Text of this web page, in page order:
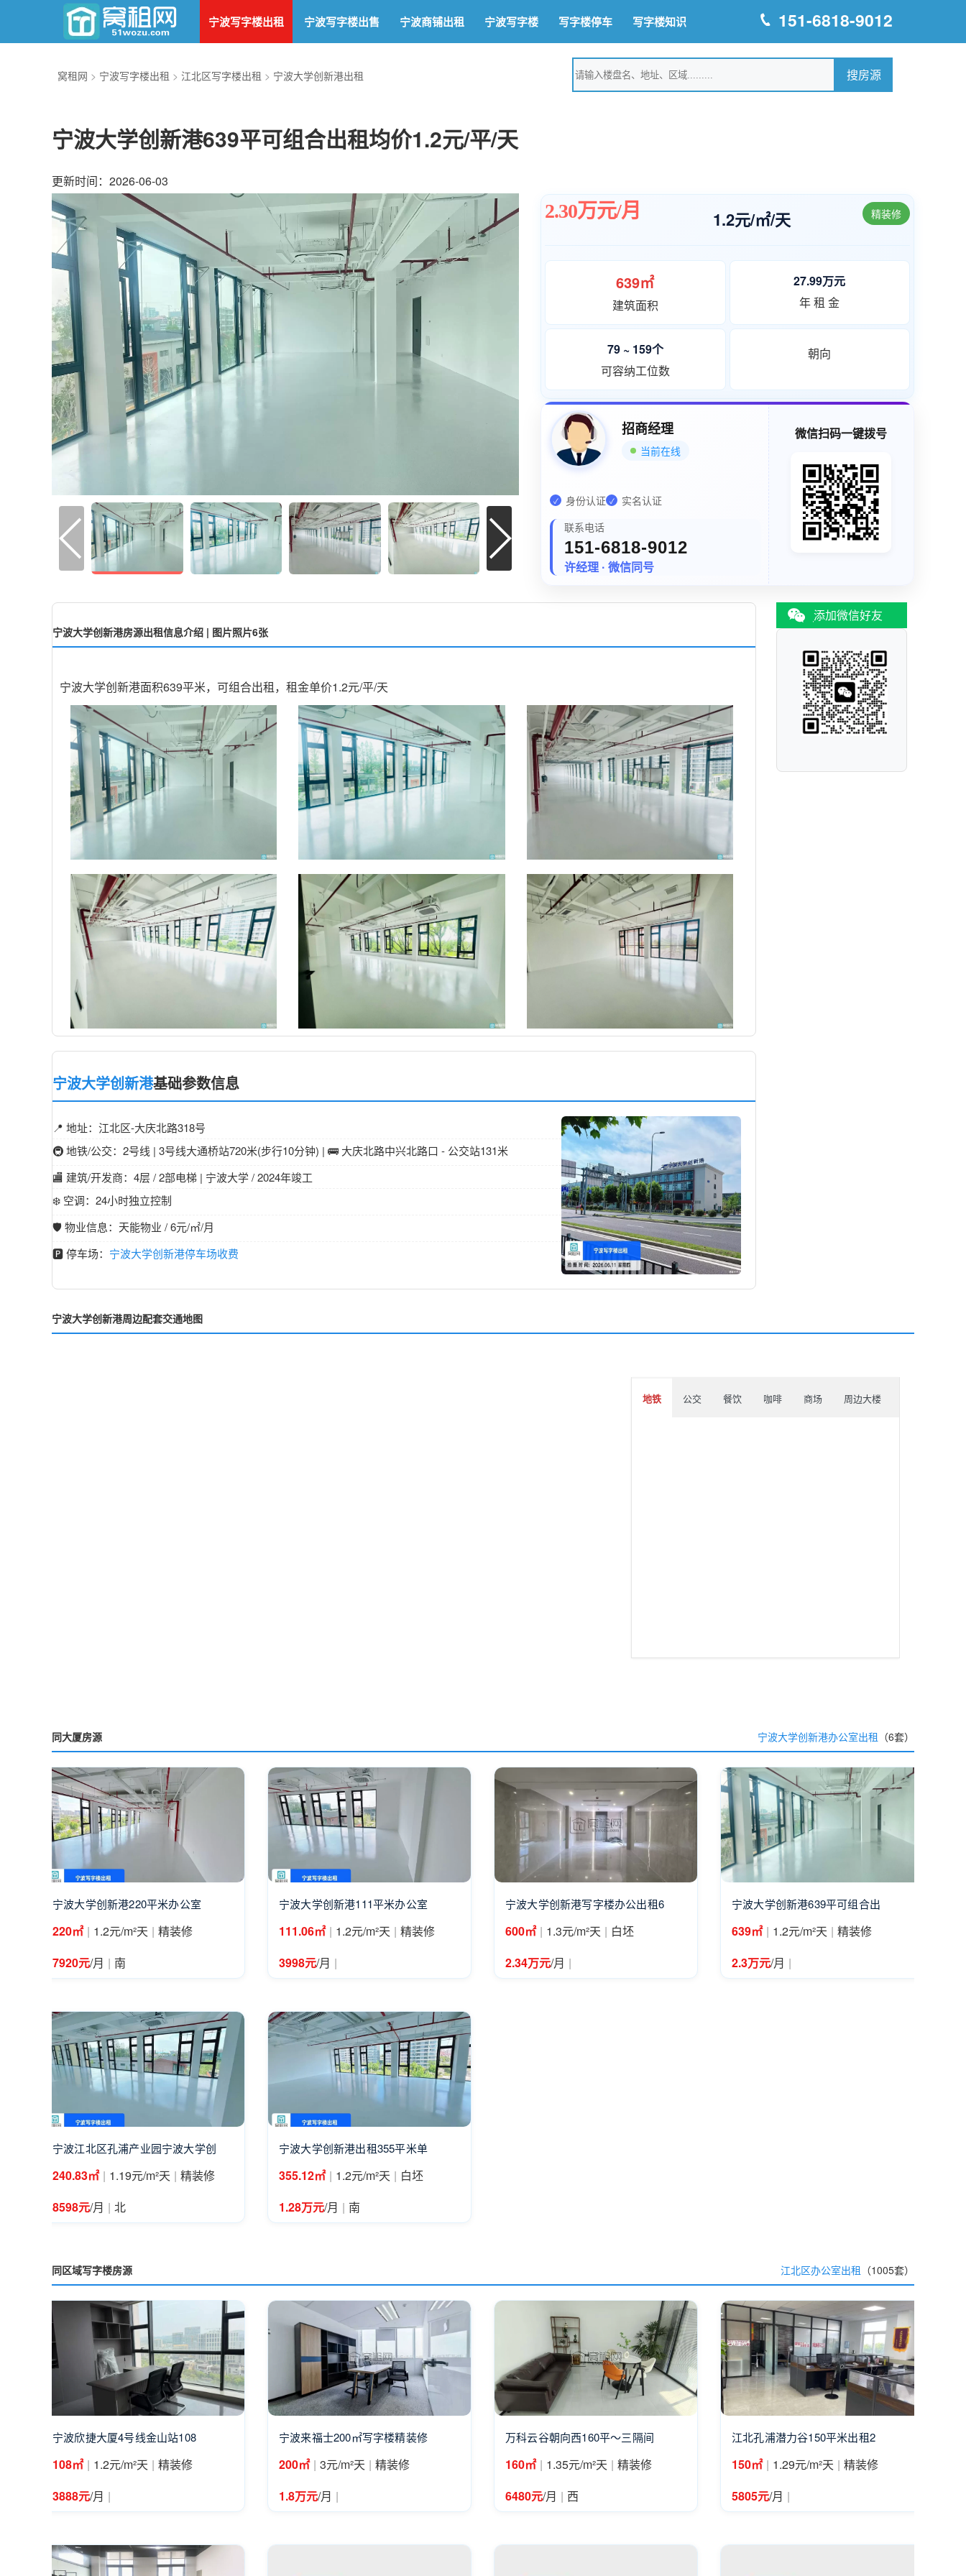
宁波写字楼出租 宁波写字楼出售 宁波商铺出租 宁波写字楼 写字楼停车 写字楼知识 151-6818-9012
窝租网 > 宁波写字楼出租 > 江北区写字楼出租 > 宁波大学创新港出租
宁波大学创新港639平可组合出租均价1.2元/平/天
更新时间：2026-06-03
2.30万元/月 1.2元/㎡/天 精装修
639㎡
建筑面积
27.99万元
年 租 金
79 ~ 159个
可容纳工位数
朝向
招商经理
当前在线
✓ 身份认证 ✓ 实名认证
联系电话
151-6818-9012
许经理 · 微信同号
微信扫码一键拨号
宁波大学创新港房源出租信息介绍 | 图片照片6张
宁波大学创新港面积639平米，可组合出租，租金单价1.2元/平/天
宁波大学创新港基础参数信息
📍 地址：江北区-大庆北路318号
🚇 地铁/公交：2号线 | 3号线大通桥站720米(步行10分钟) | 🚌 大庆北路中兴北路口 - 公交站131米
🏬 建筑/开发商：4层 / 2部电梯 | 宁波大学 / 2024年竣工
❄️ 空调：24小时独立控制
🛡️ 物业信息：天能物业 / 6元/㎡/月
🅿️ 停车场： 宁波大学创新港停车场收费
宁波大学创新港周边配套交通地图
地铁 公交 餐饮 咖啡 商场 周边大楼
同大厦房源 宁波大学创新港办公室出租 （6套）
宁波大学创新港220平米办公室
220㎡ | 1.2元/m²天 | 精装修
7920元/月 | 南
宁波大学创新港111平米办公室
111.06㎡ | 1.2元/m²天 | 精装修
3998元/月 |
宁波大学创新港写字楼办公出租6
600㎡ | 1.3元/m²天 | 白坯
2.34万元/月 |
宁波大学创新港639平可组合出
639㎡ | 1.2元/m²天 | 精装修
2.3万元/月 |
宁波江北区孔浦产业园宁波大学创
240.83㎡ | 1.19元/m²天 | 精装修
8598元/月 | 北
宁波大学创新港出租355平米单
355.12㎡ | 1.2元/m²天 | 白坯
1.28万元/月 | 南
同区域写字楼房源 江北区办公室出租 （1005套）
宁波欣捷大厦4号线金山站108
108㎡ | 1.2元/m²天 | 精装修
3888元/月 |
宁波来福士200㎡写字楼精装修
200㎡ | 3元/m²天 | 精装修
1.8万元/月 |
万科云谷朝向西160平～三隔间
160㎡ | 1.35元/m²天 | 精装修
6480元/月 | 西
江北孔浦潜力谷150平米出租2
150㎡ | 1.29元/m²天 | 精装修
5805元/月 |
添加微信好友